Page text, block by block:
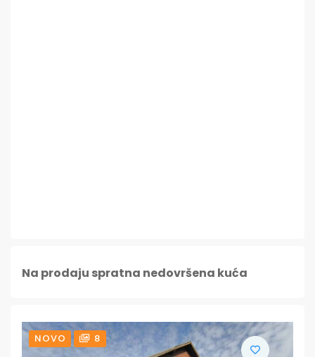
Na prodaju spratna nedovršena kuća
NOVO 8